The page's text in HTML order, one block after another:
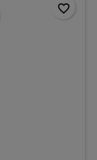
favorite_border